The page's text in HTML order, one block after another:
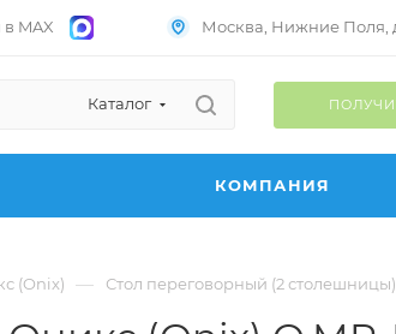
MAX Москва, Нижние Поля,
Каталог
КОМПАНИЯ
(Onix) — Стол переговорный (2